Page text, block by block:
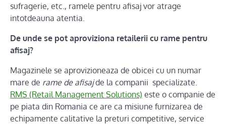
sufragerie, etc., ramele pentru afisaj vor atrage
intotdeauna atentia.
De unde se pot aproviziona retailerii cu rame pentru
afisaj?
Magazinele se aprovizioneaza de obicei cu un numar
mare de rame de afisajde la companii specializate.
RMS (Retail Management Solutions) este o companie de
pe piata din Romania ce are ca misiune furnizarea de
echipamente calitative la preturi competitive, service